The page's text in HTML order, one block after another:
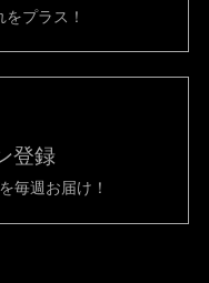
プラス！
登録
毎週お届け！